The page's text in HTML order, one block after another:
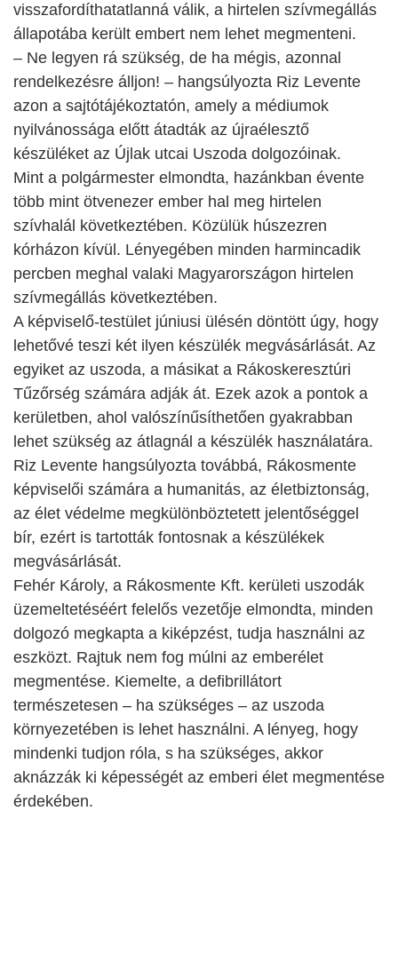
visszafordíthatatlanná válik, a hirtelen szívmegállás
állapotába került embert nem lehet megmenteni.
– Ne legyen rá szükség, de ha mégis, azonnal
rendelkezésre álljon! – hangsúlyozta Riz Levente
azon a sajtótájékoztatón, amely a médiumok
nyilvánossága előtt átadták az újraélesztő
készüléket az Újlak utcai Uszoda dolgozóinak.
Mint a polgármester elmondta, hazánkban évente
több mint ötvenezer ember hal meg hirtelen
szívhalál következtében. Közülük húszezren
kórházon kívül. Lényegében minden harmincadik
percben meghal valaki Magyarországon hirtelen
szívmegállás következtében.
A képviselő-testület júniusi ülésén döntött úgy, hogy
lehetővé teszi két ilyen készülék megvásárlását. Az
egyiket az uszoda, a másikat a Rákoskeresztúri
Tűzőrség számára adják át. Ezek azok a pontok a
kerületben, ahol valószínűsíthetően gyakrabban
lehet szükség az átlagnál a készülék használatára.
Riz Levente hangsúlyozta továbbá, Rákosmente
képviselői számára a humanitás, az életbiztonság,
az élet védelme megkülönböztetett jelentőséggel
bír, ezért is tartották fontosnak a készülékek
megvásárlását.
Fehér Károly, a Rákosmente Kft. kerületi uszodák
üzemeltetéséért felelős vezetője elmondta, minden
dolgozó megkapta a kiképzést, tudja használni az
eszközt. Rajtuk nem fog múlni az emberélet
megmentése. Kiemelte, a defibrillátort
természetesen – ha szükséges – az uszoda
környezetében is lehet használni. A lényeg, hogy
mindenki tudjon róla, s ha szükséges, akkor
aknázzák ki képességét az emberi élet megmentése
érdekében.